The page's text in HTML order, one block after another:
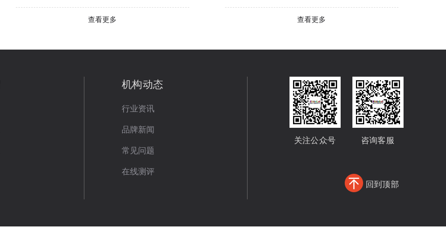
查看更多 查看更多
机构动态
行业资讯
品牌新闻
常见问题
在线测评
关注公众号 咨询客服
回到顶部